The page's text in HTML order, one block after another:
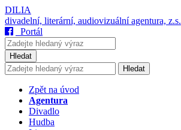
DILIA
divadelní, literární, audiovizuální agentura, z.s.
Portál
Hledat
Hledat
Zpět na úvod
Agentura
Divadlo
Hudba